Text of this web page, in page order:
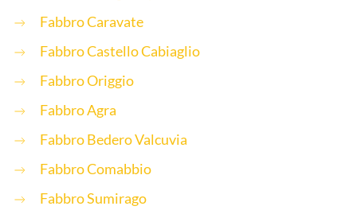
Fabbro Caravate
Fabbro Castello Cabiaglio
Fabbro Origgio
Fabbro Agra
Fabbro Bedero Valcuvia
Fabbro Comabbio
Fabbro Sumirago